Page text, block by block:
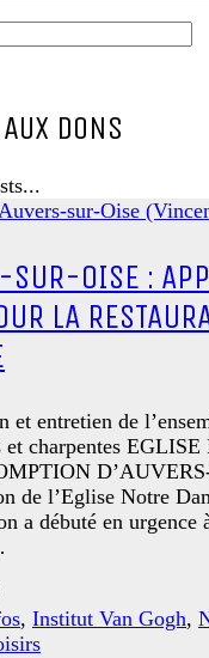
DONS
SUR-OISE :
LA
et entretien de
et charpentes
de l’Eglise Notre
a débuté en urgence
, Institut Van Gogh,